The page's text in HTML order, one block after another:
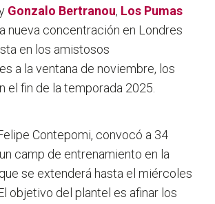
Gonzalo Bertranou, Los Pumas
nueva concentración en Londres
en los amistosos
a la ventana de noviembre, los
el fin de la temporada 2025.
Contepomi, convocó a 34
camp de entrenamiento en la
se extenderá hasta el miércoles
objetivo del plantel es afinar los